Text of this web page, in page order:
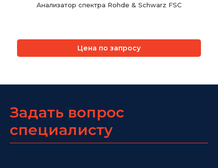
Анализатор спектра Rohde & Schwarz FSC
Цена по запросу
Задать вопрос
специалисту